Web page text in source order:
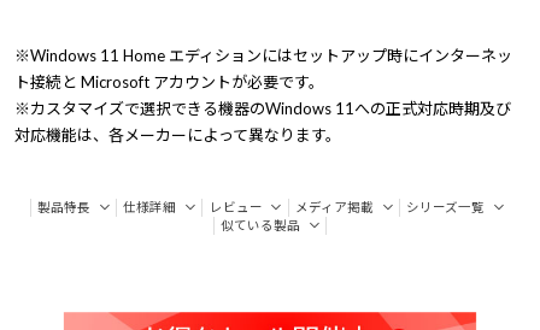
※Windows 11 Home エディションにはセットアップ時にインターネッ
ト接続と Microsoft アカウントが必要です。
※カスタマイズで選択できる機器のWindows 11への正式対応時期及び
対応機能は、各メーカーによって異なります。
製品特長 仕様詳細 レビュー メディア掲載
シリーズ一覧
似ている製品